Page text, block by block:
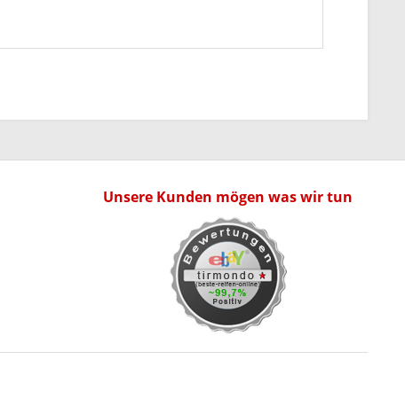
Unsere Kunden mögen was wir tun